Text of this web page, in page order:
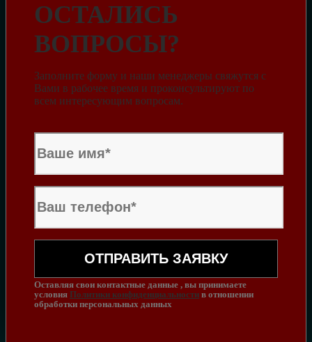
ОСТАЛИСЬ
ВОПРОСЫ?
Заполните форму и наши менеджеры свяжутся с
Вами в рабочее время и проконсультируют по
всем интересующим вопросам.
Оставляя свои контактные данные , вы принимаете
условия Политики конфиденциальности в отношении
обработки персональных данных